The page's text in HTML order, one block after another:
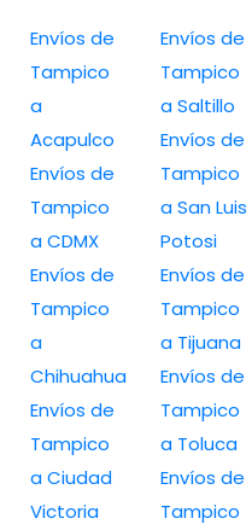
Envíos de
Tampico
a
Acapulco
Envíos de
Tampico
a CDMX
Envíos de
Tampico
a
Chihuahua
Envíos de
Tampico
a Ciudad
Victoria
Envíos de
Tampico
a Saltillo
Envíos de
Tampico
a San Luis
Potosi
Envíos de
Tampico
a Tijuana
Envíos de
Tampico
a Toluca
Envíos de
Tampico